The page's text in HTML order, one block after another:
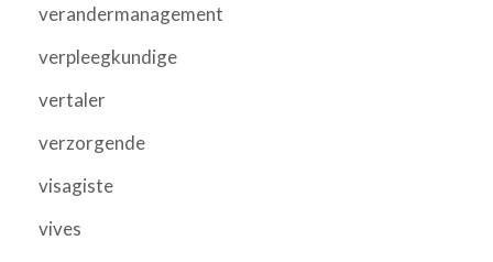
verandermanagement
verpleegkundige
vertaler
verzorgende
visagiste
vives